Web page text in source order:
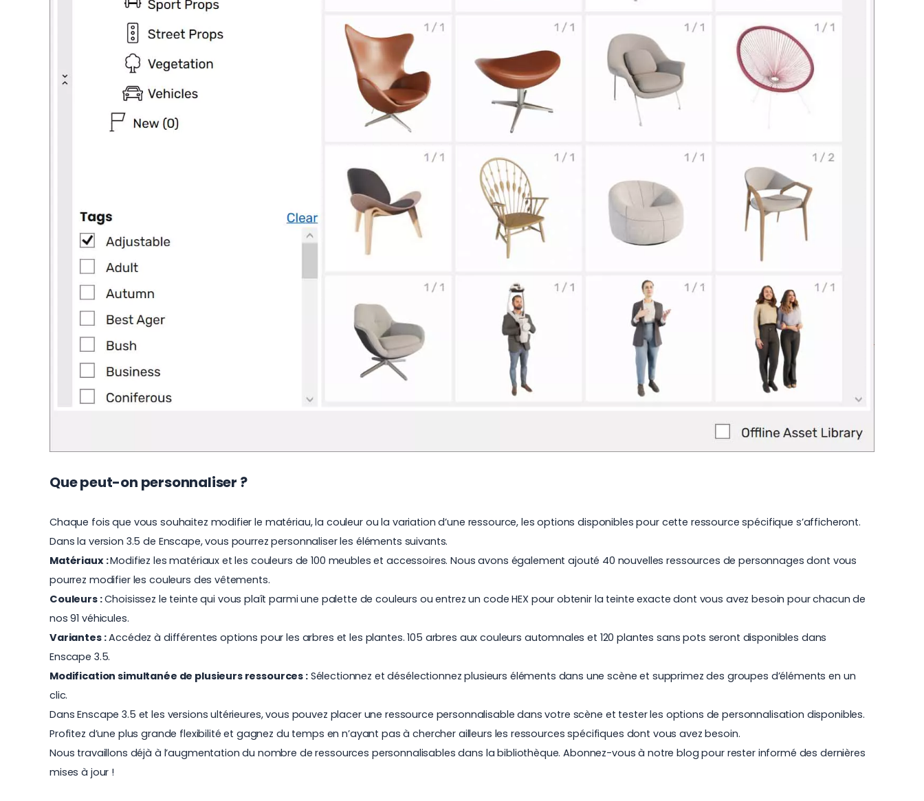
Que peut-on personnaliser ?
Chaque fois que vous souhaitez modifier le matériau, la couleur ou la variation d’une ressource, les options disponibles pour cette ressource spécifique s’afficheront.
Dans la version 3.5 de Enscape, vous pourrez personnaliser les éléments suivants.
Matériaux :Modifiez les matériaux et les couleurs de 100 meubles et accessoires. Nous avons également ajouté 40 nouvelles ressources de personnages dont vous
pourrez modifier les couleurs des vêtements.
Couleurs :Choisissez le teinte qui vous plaît parmi une palette de couleurs ou entrez un code HEX pour obtenir la teinte exacte dont vous avez besoin pour chacun de
nos91 véhicules.
Variantes :Accédez à différentes options pour les arbres et les plantes.105 arbres aux couleurs automnales et 120 plantes sans pots seront disponibles dans
Enscape 3.5.
Modification simultanée de plusieurs ressources :Sélectionnez et désélectionnez plusieurs éléments dans une scène et supprimez des groupes d’éléments en un
clic.
Dans Enscape 3.5 et les versions ultérieures, vous pouvez placer une ressource personnalisable dans votre scène et tester les options de personnalisation disponibles.
Profitez d’une plus grande flexibilité et gagnez du temps en n’ayant pas à chercher ailleurs les ressources spécifiques dont vous avez besoin.
Nous travaillons déjà à l’augmentation du nombre de ressources personnalisables dans la bibliothèque.Abonnez-vous à notre blog pour rester informé des dernières
mises à jour !